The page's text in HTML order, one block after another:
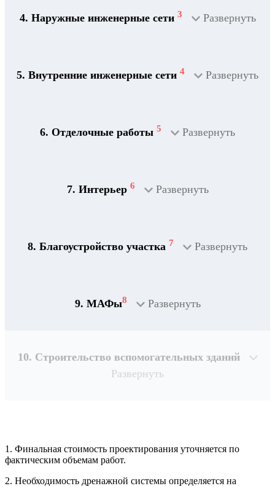
4. Наружные инженерные сети 3 Развернуть
5. Внутренние инженерные сети 4 Развернуть
6. Отделочные работы 5 Развернуть
7. Интерьер 6 Развернуть
8. Благоустройство участка 7 Развернуть
9. МАФы8 Развернуть
10. Строительство вспомогательных зданий
Развернуть
Рассчитывается индивидуально
Рассчитывается индивидуально
1. Финальная стоимость проектирования уточняется по
фактическим объемам работ.
2. Необходимость дренажной системы определяется на